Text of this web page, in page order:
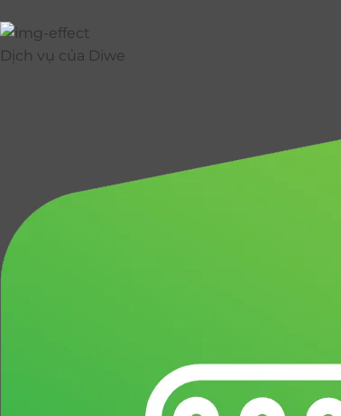
Dịch vụ của Diwe